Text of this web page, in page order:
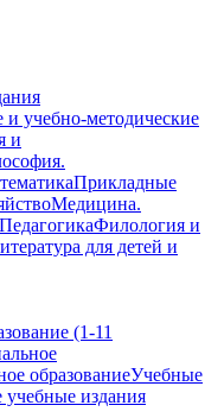
учебно-методические
и
Прикладные
Медицина.
Филология и
для детей и
(1-11
образованиеУчебные
учебные издания